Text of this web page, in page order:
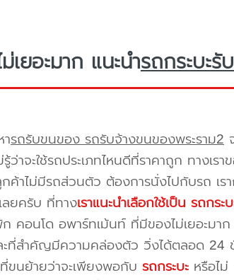
ยอะมาก แนะนำรถกระบะรั
รถรับขนของ รถรับจ้างขนของพระราม2
ว่าจะใช้รถประเภทไหนดีที่ราคาถูก ทางเร
ค้าไม่มีรถส่วนตัว ต้องการนั่งไปกับรถ เร
ลยครับ ที่ทางเราแนะนำเลือกใช้เป็น รถกระ
อนโด อพาร์ทเม้นท์ ที่มีของไม่เยอะมาก
ที่สำคัญมีความคล่องตัว วิ่งได้ตลอด 24
ขนย้ายว่าจะเพียงพอกับ รถกระบะหรือไม่